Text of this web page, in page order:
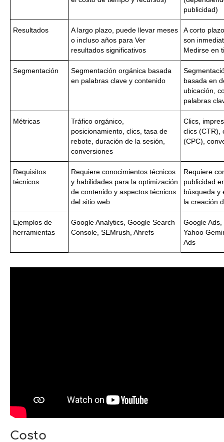
publicidad)
Resultados
A largo plazo, puede llevar meses
o incluso años para Ver
resultados significativos
A corto
son
Medirse en
Segmentación
Segmentación orgánica basada
en palabras clave y contenido
basada en
ubicación,
palabras
Métricas
Tráfico orgánico,
posicionamiento, clics, tasa de
rebote, duración de la sesión,
conversiones
Clics,
clics (CTR),
(CPC),
Requisitos
técnicos
Requiere conocimientos técnicos
y habilidades para la optimización
de contenido y aspectos técnicos
del sitio web
Requiere
publicidad
búsqueda y
la creación
Ejemplos de
herramientas
Google Analytics, Google Search
Console, SEMrush, Ahrefs
Google Ads,
Yahoo
Ads
Costo